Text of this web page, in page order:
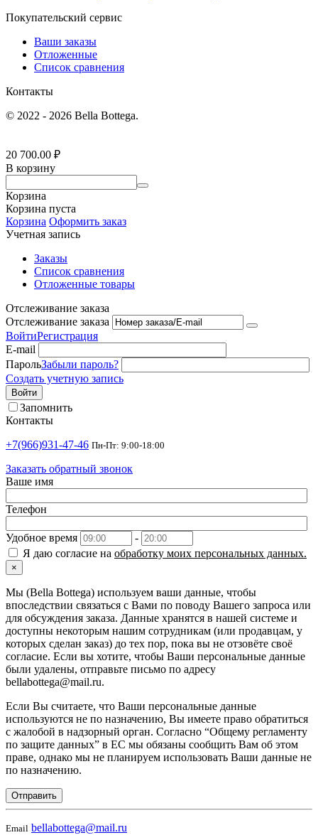
Покупательский сервис
Ваши заказы
Отложенные
Список сравнения
Контакты
© 2022 - 2026 Bella Bottega.
20 700.00 ₽
В корзину
Корзина
Корзина пуста
Корзина Оформить заказ
Учетная запись
Заказы
Список сравнения
Отложенные товары
Отслеживание заказа
Отслеживание заказа
ВойтиРегистрация
E-mail
ПарольЗабыли пароль?
Создать учетную запись
Войти
Запомнить
Контакты
+7(966)931-47-46 Пн-Пт: 9:00-18:00
Заказать обратный звонок
Ваше имя
Телефон
Удобное время
-
Я даю согласие на обработку моих персональных данных.
×
Мы (Bella Bottega) используем ваши данные, чтобы
впоследствии связаться с Вами по поводу Вашего запроса или
для обсуждения заказа. Данные хранятся в нашей системе и
доступны некоторым нашим сотрудникам (или продавцам, у
которых сделан заказ) до тех пор, пока вы не отзовёте своё
согласие. Если вы хотите, чтобы Ваши персональные данные
были удалены, отправьте письмо по адресу
bellabottega@mail.ru.
Если Вы считаете, что Ваши персональные данные
используются не по назначению, Вы имеете право обратиться
с жалобой в надзорный орган. Согласно “Общему регламенту
по защите данных” в ЕС мы обязаны сообщить Вам об этом
праве, однако мы не планируем использовать Ваши данные не
по назначению.
Отправить
Email bellabottega@mail.ru